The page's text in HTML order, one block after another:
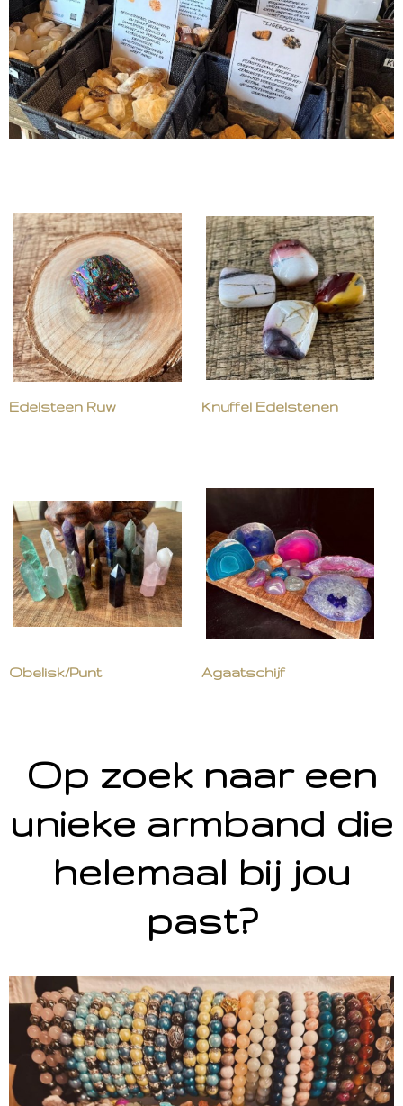
Edelsteen Ruw Knuffel Edelstenen
Obelisk/Punt Agaatschijf
Op zoek naar een
unieke armband die
helemaal bij jou
past?